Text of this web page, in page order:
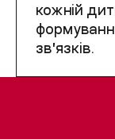
кожній
звʼязків.